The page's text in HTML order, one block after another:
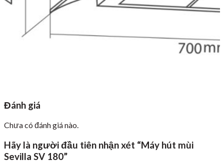
Đánh giá
Chưa có đánh giá nào.
Hãy là người đầu tiên nhận xét “Máy hút mùi
Sevilla SV 180”